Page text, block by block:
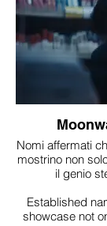
Nomi affermati
mostrino non
il genio
Established
showcase not